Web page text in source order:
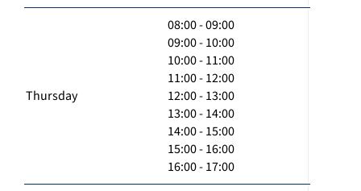
Thursday
08:00 - 09:00
09:00 - 10:00
10:00 - 11:00
11:00 - 12:00
12:00 - 13:00
13:00 - 14:00
14:00 - 15:00
15:00 - 16:00
16:00 - 17:00